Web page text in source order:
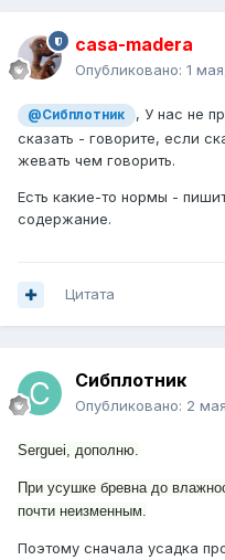
casa-madera
Опубликовано: 1
@Сибплотник
, У нас не
сказать - говорите, если
жевать чем говорить.
Есть какие-то нормы -
содержание.
Цитата
Сибплотник
Опубликовано: 2
Serguei, дополню.
При усушке бревна до
почти неизменным.
Поэтому сначала усадка